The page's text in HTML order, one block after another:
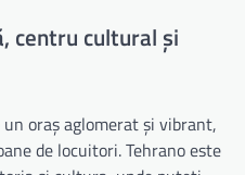
centru cultural și
oraș aglomerat și vibrant,
de locuitori. Tehrano este